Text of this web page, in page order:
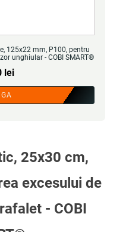
125x22 mm, P100, pentru
unghiular - COBI SMART®
lei
25x30 cm,
excesului de
- COBI